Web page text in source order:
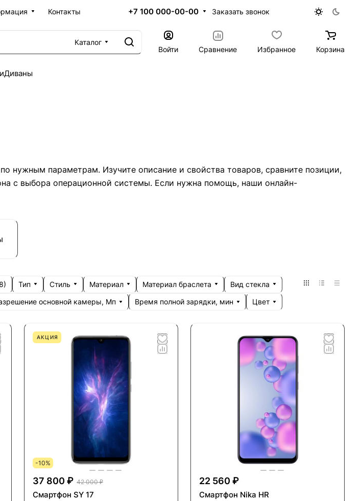
Контакты +7 100 000-00-00 Заказать звонок
Каталог
Войти
Сравнение Избранное Корзина
Диваны
нужным параметрам. Изучите описание и свойства товаров, сравните позиции,
с выбора операционной системы. Если нужна помощь, наши онлайн-
) Тип Стиль Материал Материал браслета Вид стекла
основной камеры, Мп Время полной зарядки, мин Цвет
АКЦИЯ
-10%
37 800 ₽ 42 000 ₽
Смартфон SY 17
22 560 ₽
Смартфон Nika HR